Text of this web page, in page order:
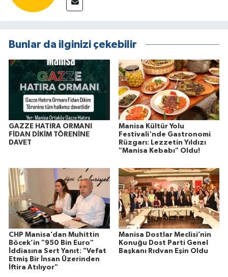
Bunlar da ilginizi çekebilir
GAZZE HATIRA ORMANI
FİDAN DİKİM TÖRENİNE
DAVET
Manisa Kültür Yolu
Festivali'nde Gastronomi
Rüzgarı: Lezzetin Yıldızı
"Manisa Kebabı" Oldu!
CHP Manisa’dan Muhittin
Böcek’in "950 Bin Euro"
İddiasına Sert Yanıt: "Vefat
Etmiş Bir İnsan Üzerinden
İftira Atılıyor"
Manisa Dostlar Meclisi’nin
Konuğu Dost Parti Genel
Başkanı Rıdvan Eşin Oldu